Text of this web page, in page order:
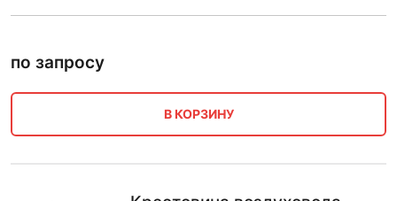
по запросу
В КОРЗИНУ